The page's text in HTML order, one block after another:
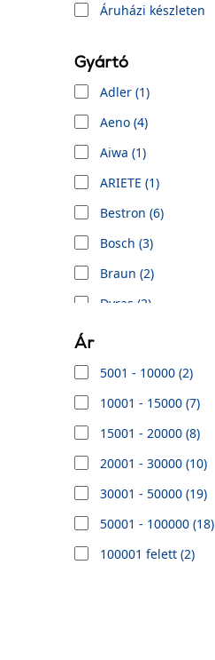
Áruházi készleten
Gyártó
Adler (1)
Aeno (4)
Aiwa (1)
ARIETE (1)
Bestron (6)
Bosch (3)
Braun (2)
Dyras (2)
Ár
5001 - 10000 (2)
10001 - 15000 (7)
15001 - 20000 (8)
20001 - 30000 (10)
30001 - 50000 (19)
50001 - 100000 (18)
100001 felett (2)